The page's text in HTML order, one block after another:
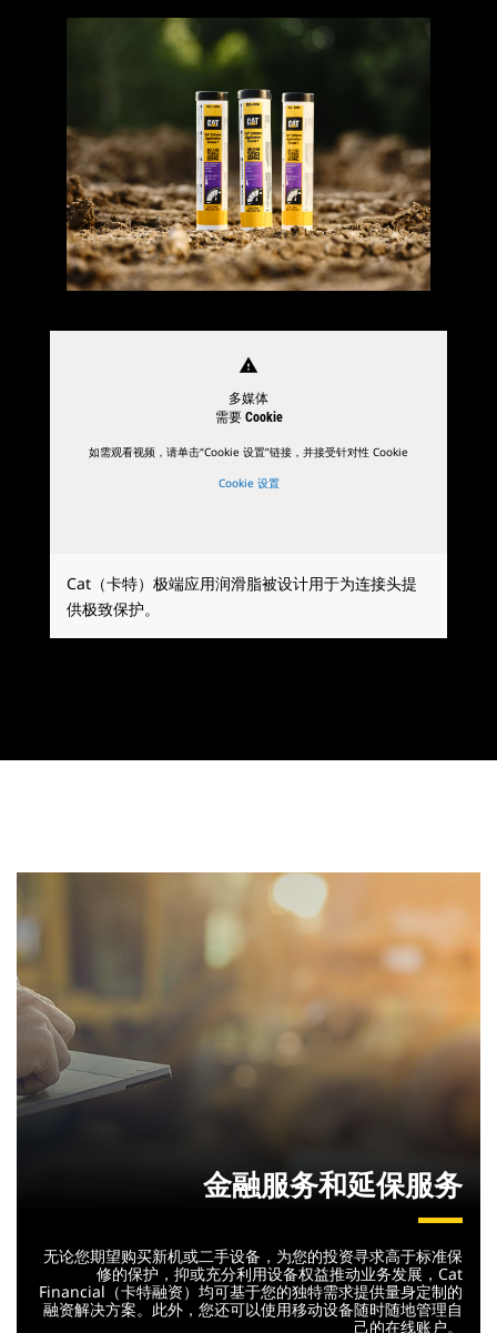
warning
多媒体
需要 Cookie
如需观看视频，请单击“Cookie 设置”链接，并接受针对性 Cookie
Cookie 设置
Cat（卡特）极端应用润滑脂被设计用于为连接头提
供极致保护。
金融服务和延保服务
无论您期望购买新机或二手设备，为您的投资寻求高于标准保
修的保护，抑或充分利用设备权益推动业务发展，Cat
Financial（卡特融资）均可基于您的独特需求提供量身定制的
融资解决方案。此外，您还可以使用移动设备随时随地管理自
己的在线账户。